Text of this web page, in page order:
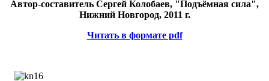
Автор-составитель Сергей Колобаев, "Подъёмная сила",
Нижний Новгород, 2011 г.
Читать в формате pdf